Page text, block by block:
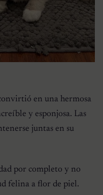
en una hermosa
y esponjosa. Las
juntas en su
por completo y no
felina a flor de piel.